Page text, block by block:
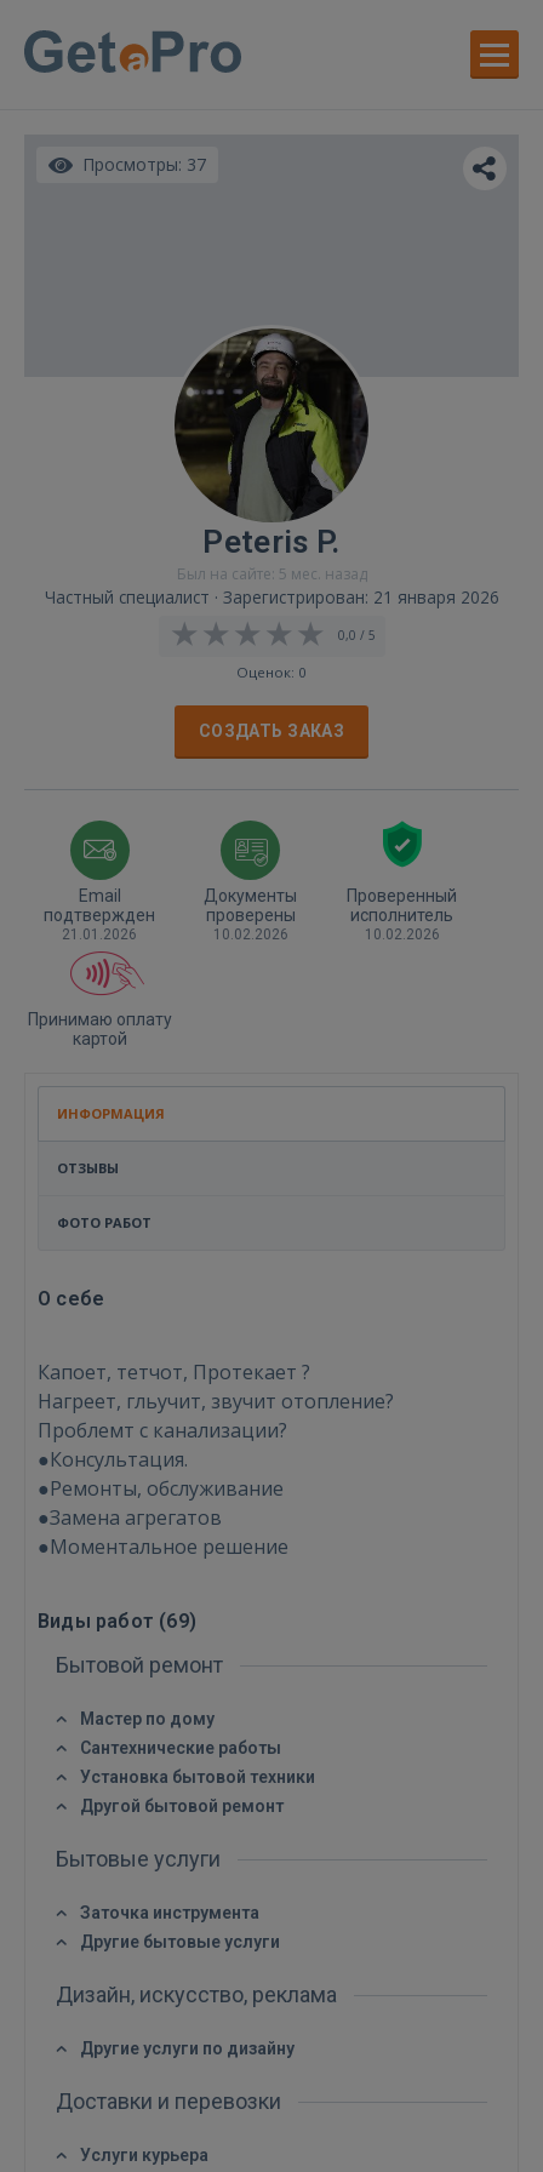
Войти
Просмотры: 37
Peteris P.
Был на сайте: 5 мес. назад
Частный специалист · Зарегистрирован: 21 января 2026
0,0 / 5
Оценок: 0
СОЗДАТЬ ЗАКАЗ
Email
подтвержден
21.01.2026
Документы
проверены
10.02.2026
Проверенный
исполнитель
10.02.2026
Принимаю оплату
картой
ИНФОРМАЦИЯ
ОТЗЫВЫ
ФОТО РАБОТ
О себе
Капоет, тетчот, Протекает ?
Нагреет, гльучит, звучит отопление?
Проблемт с канализации?
●Консультация.
●Ремонты, обслуживание
●Замена агрегатов
●Моментальное решение
Виды работ (69)
Бытовой ремонт
Мастер по дому
Сантехнические работы
Установка бытовой техники
Другой бытовой ремонт
Бытовые услуги
Заточка инструмента
Другие бытовые услуги
Дизайн, искусство, реклама
Другие услуги по дизайну
Доставки и перевозки
Услуги курьера